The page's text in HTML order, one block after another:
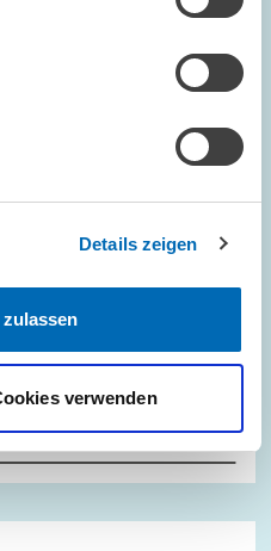
Details zeigen
verwenden
1999 in Westdeutschland
JAMES J. HECKMAN